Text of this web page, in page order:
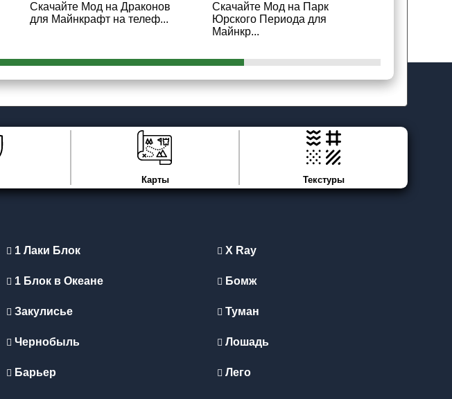
Скачайте Мод на Драконов
для Майнкрафт на телеф...
Скачайте Мод на Парк
Юрского Периода для
Майнкр...
Карты Текстуры
1 Лаки Блок
1 Блок в Океане
Закулисье
Чернобыль
Барьер
X Ray
Бомж
Туман
Лошадь
Лего